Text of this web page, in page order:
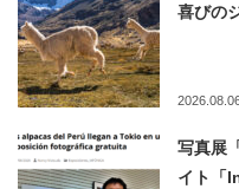
喜びの
写真展
イト「